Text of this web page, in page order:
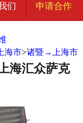
宜荣智联
在线留言
注册
们 申请合作
海市>诸暨→上海市
海汇众萨克